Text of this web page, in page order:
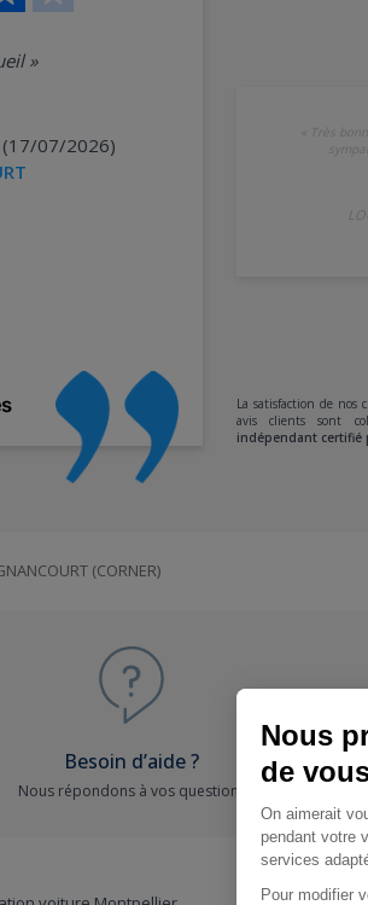
(CORNER)
»
(17/07/2026)
Très
La satisfaction de nos
avis clients sont
indépendant certifié
Besoin d’aide ?
Nous répondons à vos questions
Nous
de
On aimerait
pendant votre
services
Pour modifier